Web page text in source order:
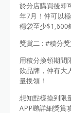
於分店購買後即
年7月！仲可以
穩袋至少$1,600
獎賞二 : #積分
用積分換領期間
飲品牌，仲有大
量換領！
想知點樣搶到限
APP睇詳細獎賞